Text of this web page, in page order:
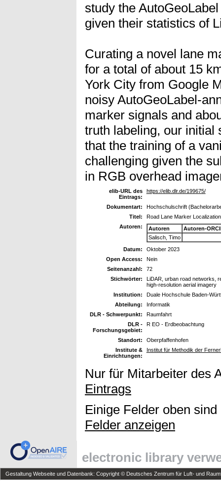
study the
given their statistics of
Curating a novel lane
for a total of about 15
York City from Google
noisy AutoGeoLabel-
marker signals and
truth labeling, our initial
that the training of a
challenging given the
in RGB overhead
elib-URL des
Eintrags:
https://elib.dlr.de/199675/
Dokumentart:
Hochschulschrift
Titel:
Road Lane Marker
Autoren:
Autoren
Autoren-
Salisch, Timo
Datum:
Oktober 2023
Open Access:
Nein
Seitenanzahl:
72
Stichwörter:
LiDAR, urban road networks,
high-resolution aerial imagery
Institution:
Duale Hochschule Baden-
Abteilung:
Informatik
DLR - Schwerpunkt:
Raumfahrt
DLR -
Forschungsgebiet:
R EO - Erdbeobachtung
Standort:
Oberpfaffenhofen
Institute &
Einrichtungen:
Institut für Methodik der
Nur für Mitarbeiter des
Eintrags
Einige Felder oben
Felder anzeigen
electronic library
Gestaltung Webseite und Datenbank: Copyright © Deutsches Zentrum für Luft- und